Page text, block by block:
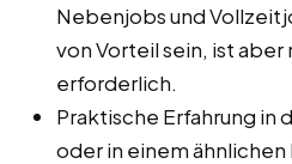
Nebenjobs und
von Vorteil sein, ist
erforderlich.
Praktische Erfahrung in
oder in einem